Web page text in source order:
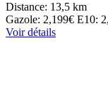
Distance: 13,5 km
Gazole: 2,199€ E10:
Voir détails